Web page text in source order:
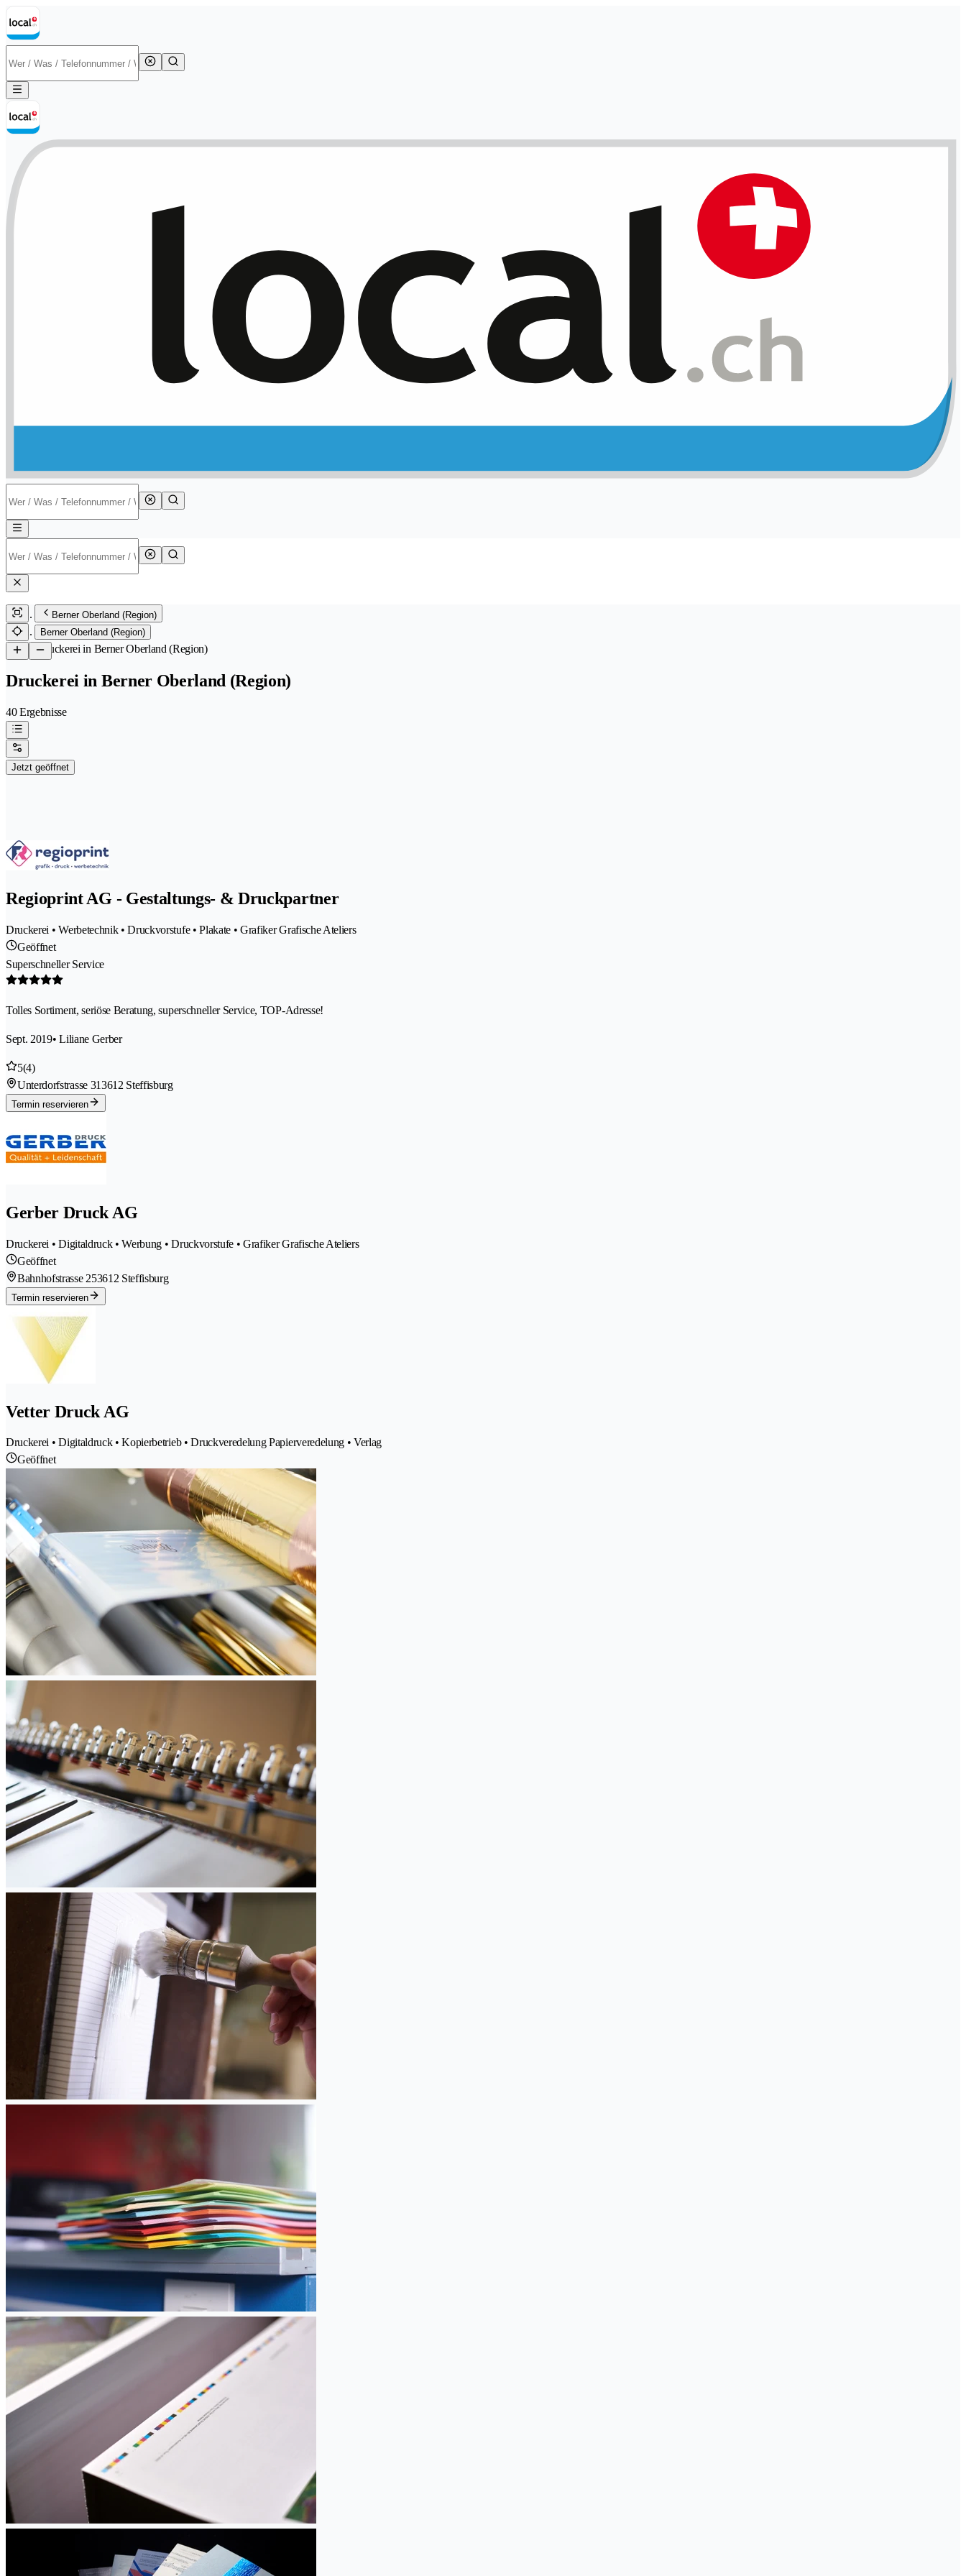
Berner Oberland (Region)
Berner Oberland (Region)
/Druckerei in Berner Oberland (Region)
Druckerei in Berner Oberland (Region)
40 Ergebnisse
Jetzt geöffnet
Regioprint AG - Gestaltungs- & Druckpartner
Druckerei • Werbetechnik • Druckvorstufe • Plakate • Grafiker Grafische Ateliers
Geöffnet
Superschneller Service
Tolles Sortiment, seriöse Beratung, superschneller Service, TOP-Adresse!
Sept. 2019• Liliane Gerber
5(4)
Unterdorfstrasse 313612 Steffisburg
Termin reservieren
Gerber Druck AG
Druckerei • Digitaldruck • Werbung • Druckvorstufe • Grafiker Grafische Ateliers
Geöffnet
Bahnhofstrasse 253612 Steffisburg
Termin reservieren
Vetter Druck AG
Druckerei • Digitaldruck • Kopierbetrieb • Druckveredelung Papierveredelung • Verlag
Geöffnet